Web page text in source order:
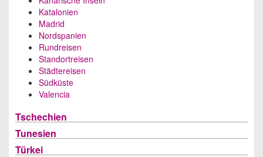
Katalonien
Madrid
Nordspanien
Rundreisen
Standortreisen
Städtereisen
Südküste
Valencia
Tschechien
Tunesien
Türkei